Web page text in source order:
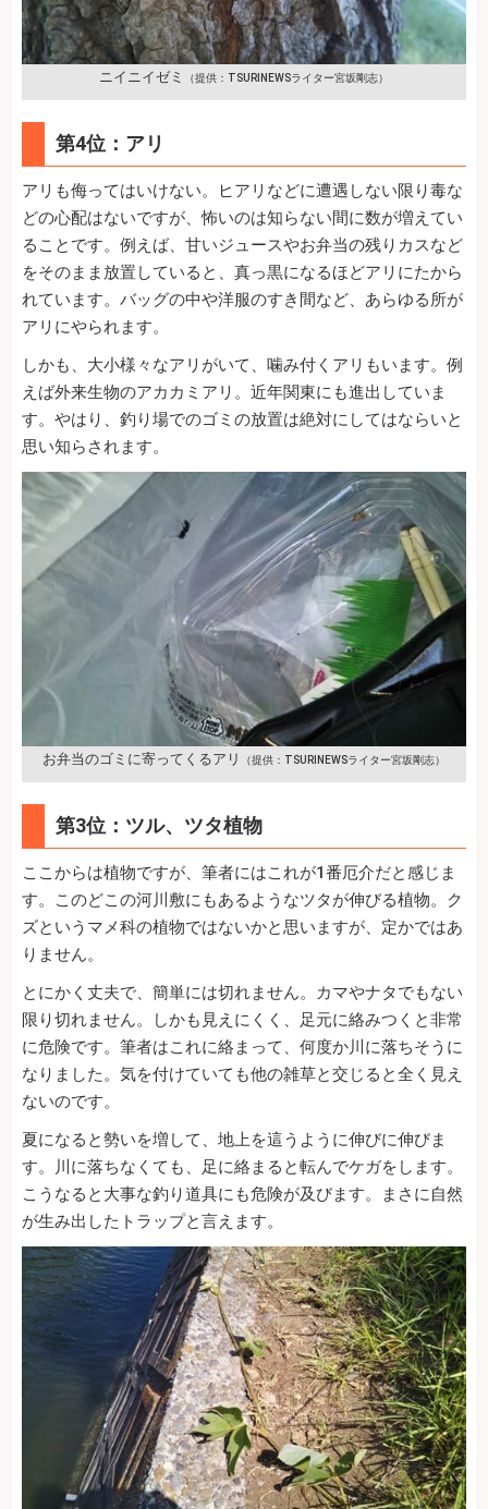
ニイニイゼミ （提供：TSURINEWSライター宮坂剛志）
第4位：アリ
アリも侮ってはいけない。ヒアリなどに遭遇しない限り毒な
どの心配はないですが、怖いのは知らない間に数が増えてい
ることです。例えば、甘いジュースやお弁当の残りカスなど
をそのまま放置していると、真っ黒になるほどアリにたから
れています。バッグの中や洋服のすき間など、あらゆる所が
アリにやられます。
しかも、大小様々なアリがいて、噛み付くアリもいます。例
えば外来生物のアカカミアリ。近年関東にも進出していま
す。やはり、釣り場でのゴミの放置は絶対にしてはならいと
思い知らされます。
お弁当のゴミに寄ってくるアリ （提供：TSURINEWSライター宮坂剛志）
第3位：ツル、ツタ植物
ここからは植物ですが、筆者にはこれが1番厄介だと感じま
す。このどこの河川敷にもあるようなツタが伸びる植物。ク
ズというマメ科の植物ではないかと思いますが、定かではあ
りません。
とにかく丈夫で、簡単には切れません。カマやナタでもない
限り切れません。しかも見えにくく、足元に絡みつくと非常
に危険です。筆者はこれに絡まって、何度か川に落ちそうに
なりました。気を付けていても他の雑草と交じると全く見え
ないのです。
夏になると勢いを増して、地上を這うように伸びに伸びま
す。川に落ちなくても、足に絡まると転んでケガをします。
こうなると大事な釣り道具にも危険が及びます。まさに自然
が生み出したトラップと言えます。